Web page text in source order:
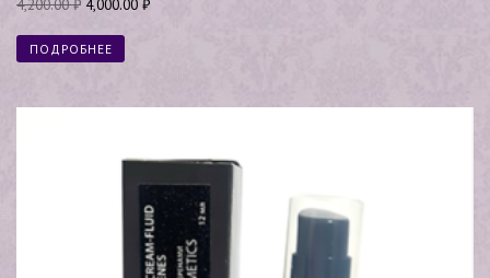
4,200.00₽ 4,000.00 ₽
ПОДРОБНЕЕ